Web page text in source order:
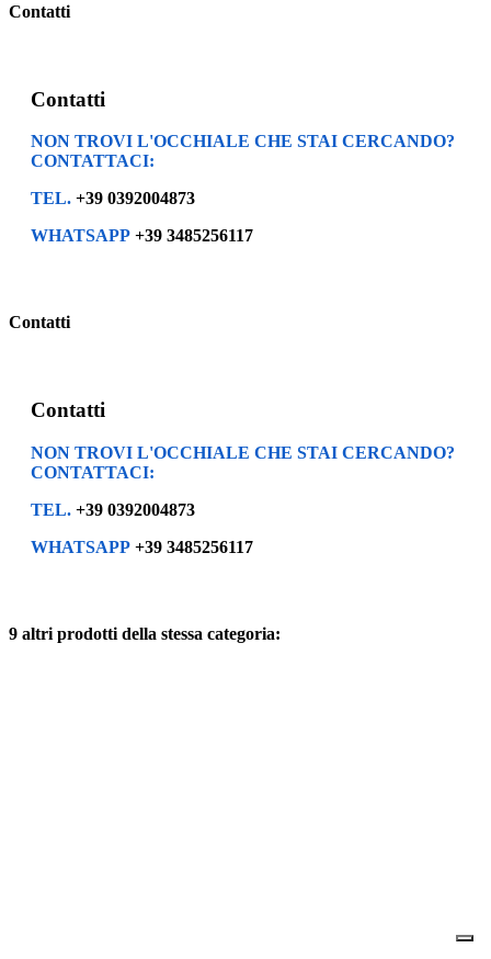
Contatti
Contatti
NON TROVI L'OCCHIALE CHE STAI CERCANDO?
CONTATTACI:
TEL. +39 0392004873
WHATSAPP +39 3485256117
Contatti
Contatti
NON TROVI L'OCCHIALE CHE STAI CERCANDO?
CONTATTACI:
TEL. +39 0392004873
WHATSAPP +39 3485256117
9 altri prodotti della stessa categoria: